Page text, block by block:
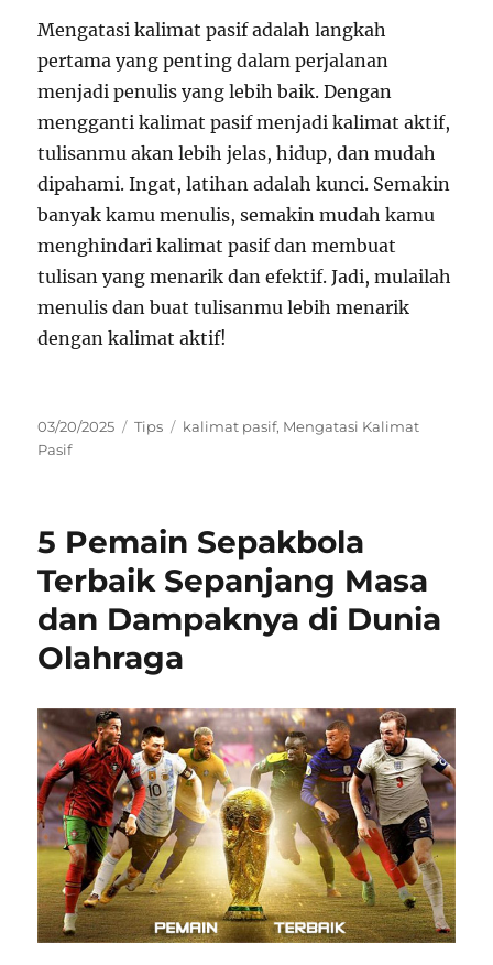
Mengatasi kalimat pasif adalah langkah
pertama yang penting dalam perjalanan
menjadi penulis yang lebih baik. Dengan
mengganti kalimat pasif menjadi kalimat aktif,
tulisanmu akan lebih jelas, hidup, dan mudah
dipahami. Ingat, latihan adalah kunci. Semakin
banyak kamu menulis, semakin mudah kamu
menghindari kalimat pasif dan membuat
tulisan yang menarik dan efektif. Jadi, mulailah
menulis dan buat tulisanmu lebih menarik
dengan kalimat aktif!
Posted
on
03/20/2025 Categories
Tips Tags
kalimat pasif, Mengatasi Kalimat
Pasif
5 Pemain Sepakbola
Terbaik Sepanjang Masa
dan Dampaknya di Dunia
Olahraga